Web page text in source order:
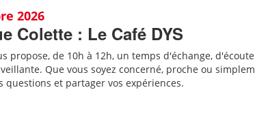
2026
Colette : Le Café DYS
propose, de 10h à 12h, un temps d'échange,
Que vous soyez concerné, proche ou
questions et partager vos expériences.